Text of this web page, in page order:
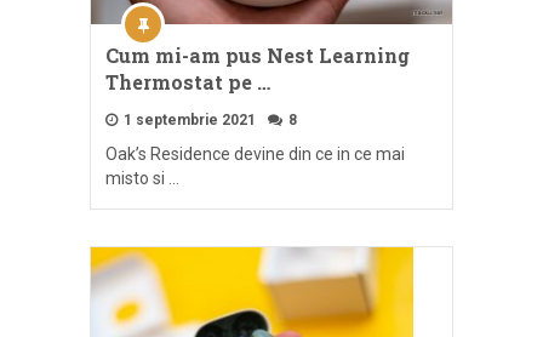
Cum mi-am pus Nest Learning
Thermostat pe …
1 septembrie 2021 8
Oak’s Residence devine din ce in ce mai
misto si …